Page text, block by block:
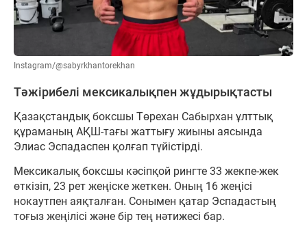
Instagram/@sabyrkhantorekhan
Тәжірибелі мексикалықпен жұдырықтасты
Қазақстандық боксшы Төрехан Сабырхан ұлттық
құраманың АҚШ-тағы жаттығу жиыны аясында
Элиас Эспадаспен қолғап түйістірді.
Мексикалық боксшы кәсіпқой рингте 33 жекпе-жек
өткізіп, 23 рет жеңіске жеткен. Оның 16 жеңісі
нокаутпен аяқталған. Сонымен қатар Эспадастың
тоғыз жеңілісі және бір тең нәтижесі бар.